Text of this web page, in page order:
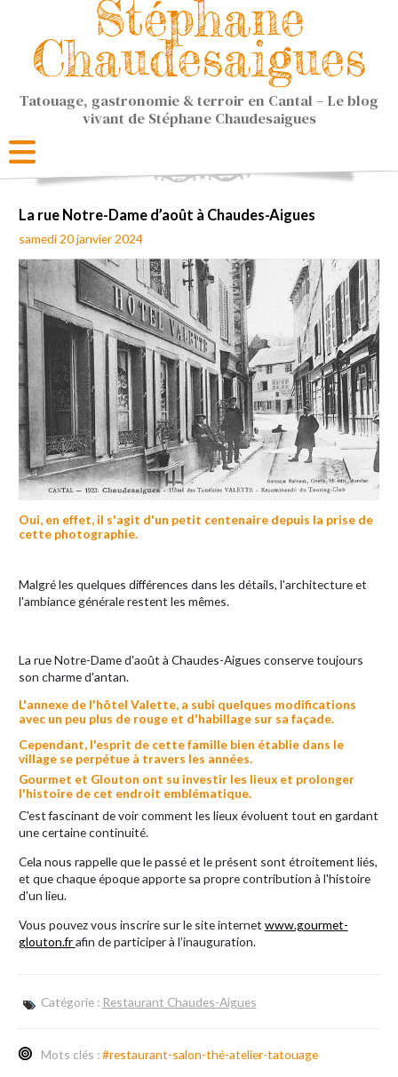
Stéphane
Chaudesaigues
Tatouage, gastronomie & terroir en Cantal – Le blog
vivant de Stéphane Chaudesaigues
La rue Notre-Dame d’août à Chaudes-Aigues
samedi 20 janvier 2024
Oui, en effet, il s'agit d'un petit centenaire depuis la prise de
cette photographie.
Malgré les quelques différences dans les détails, l'architecture et
l'ambiance générale restent les mêmes.
La rue Notre-Dame d'août à Chaudes-Aigues conserve toujours
son charme d'antan.
L'annexe de l'hôtel Valette, a subi quelques modifications
avec un peu plus de rouge et d'habillage sur sa façade.
Cependant, l'esprit de cette famille bien établie dans le
village se perpétue à travers les années.
Gourmet et Glouton ont su investir les lieux et prolonger
l'histoire de cet endroit emblématique.
C'est fascinant de voir comment les lieux évoluent tout en gardant
une certaine continuité.
Cela nous rappelle que le passé et le présent sont étroitement liés,
et que chaque époque apporte sa propre contribution à l'histoire
d'un lieu.
Vous pouvez vous inscrire sur le site internet www.gourmet-
glouton.frafin de participer à l’inauguration.
Catégorie : Restaurant Chaudes-Aigues
Mots clés :#restaurant-salon-thé-atelier-tatouage